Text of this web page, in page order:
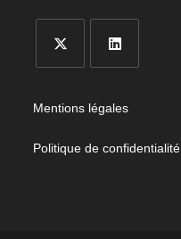
Mentions légales
Politique de confidentialité